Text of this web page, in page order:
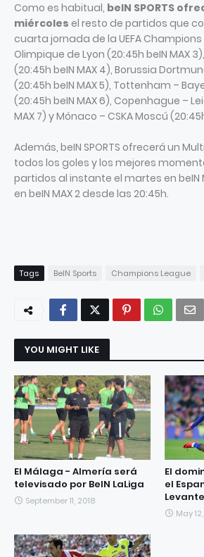
Como es habitual, beIN SPORTS
miércoles el resto de partidos que
cuarta jornada de la UEFA
Olimpique de Lyon (20:45h beIN MAX
(20:45h beIN MAX 4), Borussia
(20:45h beIN MAX 5), Tottenham –
(20:45h beIN MAX 6), Copenhague –
MAX 7) y Mónaco – CSKA Moscú
Además, beIN SPORTS ofrecerá un
todos los goles y los mejores
partidos al instante el martes en beIN
en beIN MAX 2 desde las 20:45h.
Tags BeIN Sports Champions League
YOU MIGHT LIKE
El Málaga - Almería será
televisado por BeIN LaLiga
September 11, 2018
El
el
May